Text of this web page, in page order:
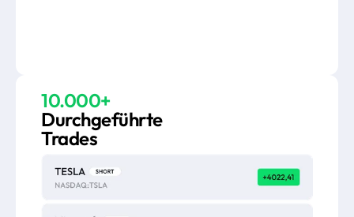
10.000+
Durchgeführte
Trades